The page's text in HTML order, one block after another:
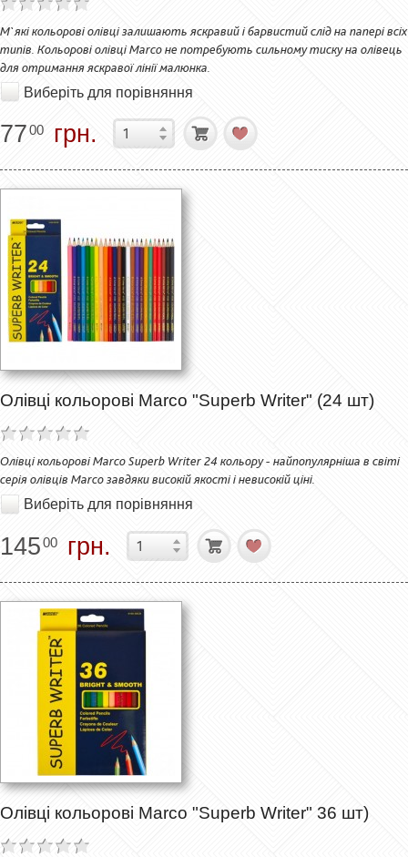
М`які кольорові олівці залишають яскравий і барвистий слід на папері всіх
типів. Кольорові олівці Marco не потребують сильному тиску на олівець
для отримання яскравої лінії малюнка.
Виберіть для порівняння
7700 грн.
Олівці кольорові Marco "Superb Writer" (24 шт)
Олівці кольорові Marco Superb Writer 24 кольору - найпопулярніша в світі
серія олівців Marco завдяки високій якості і невисокій ціні.
Виберіть для порівняння
14500 грн.
Олівці кольорові Marco "Superb Writer" 36 шт)